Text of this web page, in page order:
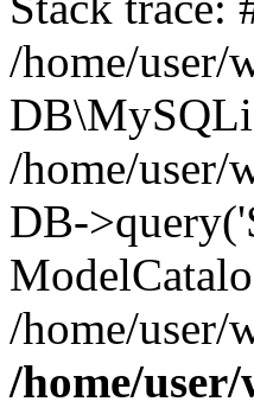
/home/
/home/user/
DB-
/home/user/
/home/